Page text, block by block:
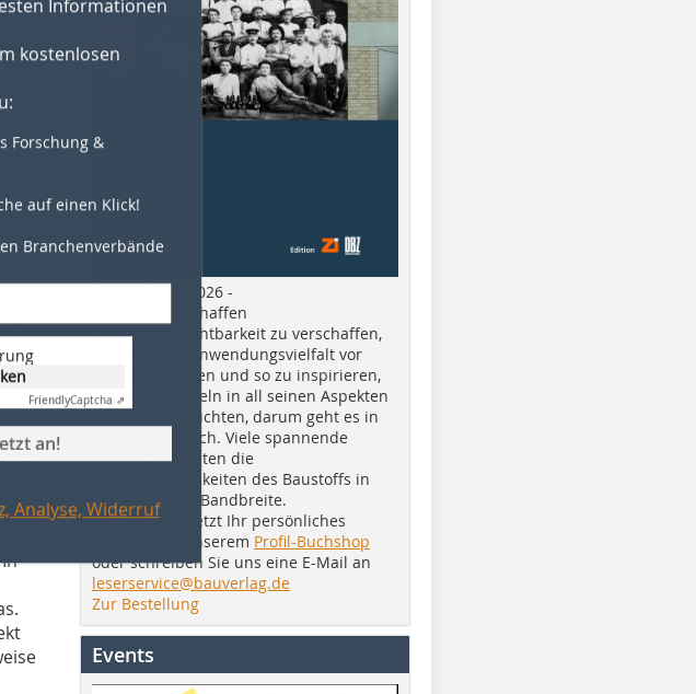
7
für
kostenlosen
auf einen Klick!
Branchenverbände
an!
Bricks Ziegel 2026 -
Sichtbarkeit schaffen
Dem Ziegel Sichtbarkeit zu verschaffen,
ihn in seiner Anwendungsvielfalt vor
Augen zu führen und so zu inspirieren,
sowie das Ziegeln in all seinen Aspekten
näher zu beleuchten, darum geht es in
diesem Jahrbuch. Viele spannende
Artikel beleuchten die
Einsatzmöglichkeiten des Baustoffs in
seiner ganzen Bandbreite.
Bestellen Sie jetzt Ihr persönliches
Exemplar in unserem Profil-Buchshop
oder schreiben Sie uns eine E-Mail an
leserservice@bauverlag.de
Zur Bestellung
Events